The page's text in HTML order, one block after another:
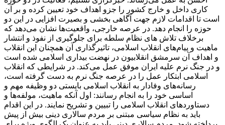
کاری داخل و خارج کشور را جزو اهداف خود تعیین کرده و بر آن
است تا اقدامات لازم جهت آگاهی بخشی و بصیرت افزایی در این دو
حوزه را انجام دهد. در عرصه خارجی، واقعیت‌ها نشان می‌دهد که
برخلاف تلاش های نظام سلطه برای جلوگیری از نفوذ و انتشار
ماهیت و پیام‌های انقلاب اسلامی، تاثیرگذاری آن همچنان این انقلاب
و اهداف آن سرمشق انقلابیون در نهضت بیداری اسلامی شده است
و در جنگ نرم علیه ایران موفق عمل می‌کند. در شرایطی که انقلاب
اسلامی ابتکار عمل را در عرصه جنگ نرم به دست گرفته است،
رسانه‌های وفادار به انقلاب اسلامی بایستی دو وظیفه مهم و
اساسی خود را به انجام رسانند: اول آنکه ماهیت، مولفه‌ها و
دستاوردهای انقلاب اسلامی را تبیین و تشریح نمایند. در این اقدام
باید به نظام سیاسی مبتنی بر مردم سالاری دینی بیش از پیش